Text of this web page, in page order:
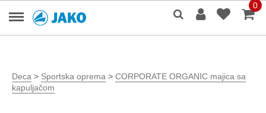
0
Deca > Sportska oprema > CORPORATE ORGANIC majica sa
kapuljačom